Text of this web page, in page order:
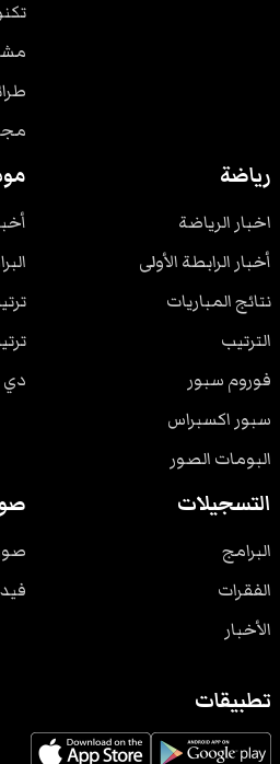
رياضة
اخبار الرياضة
أخبار الرابطة الأولى
نتائج المباريات
الترتيب
فوروم سبور
سبور اكسبراس
البومات الصور
دي
التسجيلات
البرامج
الفقرات
الأخبار
تطبيقات